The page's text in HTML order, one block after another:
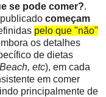
se pode comer?.
começam
pelo que "não"
os detalhes
de dietas
etc), em cada
em comer
principalmente de